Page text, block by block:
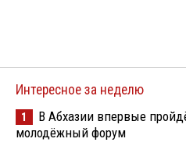
Интересное за неделю
1
В Абхазии впервые
молодёжный форум